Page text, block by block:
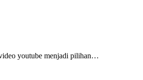
video youtube menjadi pilihan…